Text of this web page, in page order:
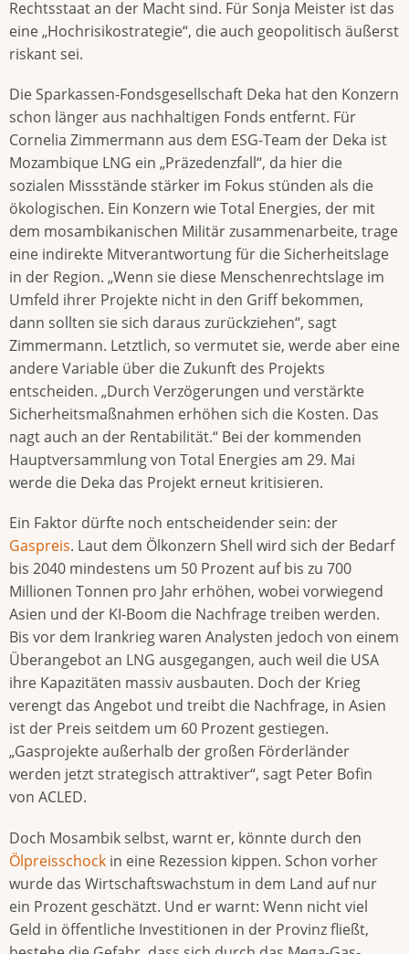
Rechtsstaat an der Macht sind. Für Sonja Meister ist das
eine „Hochrisikostrategie“, die auch geopolitisch äußerst
riskant sei.
Die Sparkassen-Fondsgesellschaft Deka hat den Konzern
schon länger aus nachhaltigen Fonds entfernt. Für
Cornelia Zimmermann aus dem ESG-Team der Deka ist
Mozambique LNG ein „Präzedenzfall“, da hier die
sozialen Missstände stärker im Fokus stünden als die
ökologischen. Ein Konzern wie Total Energies, der mit
dem mosambikanischen Militär zusammenarbeite, trage
eine indirekte Mitverantwortung für die Sicherheitslage
in der Region. „Wenn sie diese Menschenrechtslage im
Umfeld ihrer Projekte nicht in den Griff bekommen,
dann sollten sie sich daraus zurückziehen“, sagt
Zimmermann. Letztlich, so vermutet sie, werde aber eine
andere Variable über die Zukunft des Projekts
entscheiden. „Durch Verzögerungen und verstärkte
Sicherheitsmaßnahmen erhöhen sich die Kosten. Das
nagt auch an der Rentabilität.“ Bei der kommenden
Hauptversammlung von Total Energies am 29. Mai
werde die Deka das Projekt erneut kritisieren.
Ein Faktor dürfte noch entscheidender sein: der
Gaspreis. Laut dem Ölkonzern Shell wird sich der Bedarf
bis 2040 mindestens um 50 Prozent auf bis zu 700
Millionen Tonnen pro Jahr erhöhen, wobei vorwiegend
Asien und der KI-Boom die Nachfrage treiben werden.
Bis vor dem Irankrieg waren Analysten jedoch von einem
Überangebot an LNG ausgegangen, auch weil die USA
ihre Kapazitäten massiv ausbauten. Doch der Krieg
verengt das Angebot und treibt die Nachfrage, in Asien
ist der Preis seitdem um 60 Prozent gestiegen.
„Gasprojekte außerhalb der großen Förderländer
werden jetzt strategisch attraktiver“, sagt Peter Bofin
von ACLED.
Doch Mosambik selbst, warnt er, könnte durch den
Ölpreisschock in eine Rezession kippen. Schon vorher
wurde das Wirtschaftswachstum in dem Land auf nur
ein Prozent geschätzt. Und er warnt: Wenn nicht viel
Geld in öffentliche Investitionen in der Provinz fließt,